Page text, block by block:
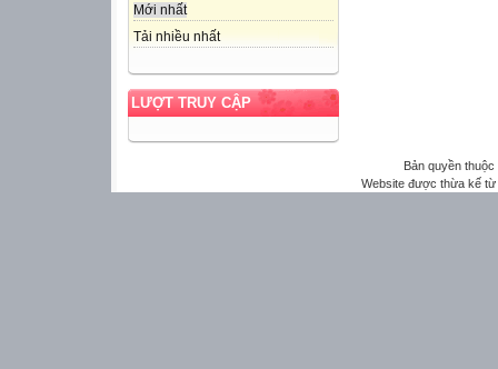
Mới nhất
Tải nhiều nhất
LƯỢT TRUY CẬP
Bản quyền
Website được thừa kế từ